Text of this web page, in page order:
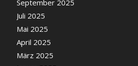
September 2025
Juli 2025
Mai 2025
April 2025
März 2025